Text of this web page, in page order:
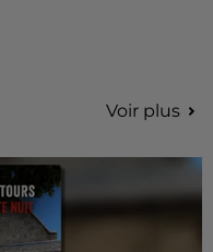
Voir plus